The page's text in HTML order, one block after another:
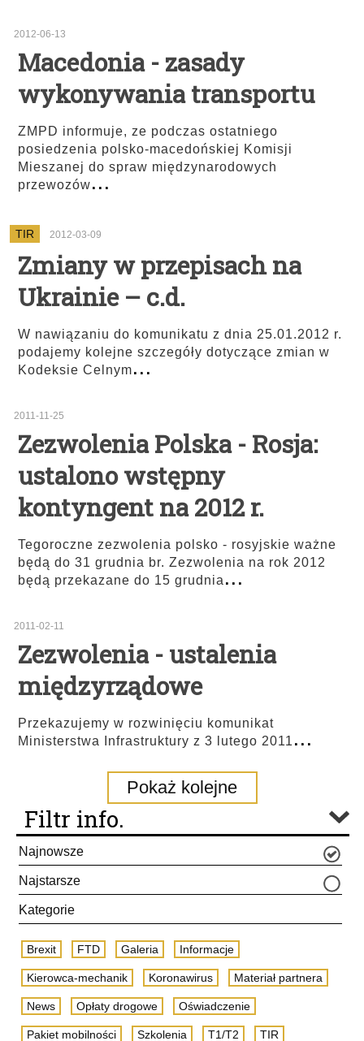
2012-06-13
Macedonia - zasady
wykonywania transportu
ZMPD informuje, ze podczas ostatniego
posiedzenia polsko-macedońskiej Komisji
Mieszanej do spraw międzynarodowych
przewozów...
TIR 2012-03-09
Zmiany w przepisach na
Ukrainie – c.d.
W nawiązaniu do komunikatu z dnia 25.01.2012 r.
podajemy kolejne szczegóły dotyczące zmian w
Kodeksie Celnym...
2011-11-25
Zezwolenia Polska - Rosja:
ustalono wstępny
kontyngent na 2012 r.
Tegoroczne zezwolenia polsko - rosyjskie ważne
będą do 31 grudnia br. Zezwolenia na rok 2012
będą przekazane do 15 grudnia...
2011-02-11
Zezwolenia - ustalenia
międzyrządowe
Przekazujemy w rozwinięciu komunikat
Ministerstwa Infrastruktury z 3 lutego 2011 ...
Pokaż kolejne
Filtr info.
Najnowsze
Najstarsze
Kategorie
Brexit FTD Galeria Informacje
Kierowca-mechanik Koronawirus Materiał partnera
News Opłaty drogowe Oświadczenie
Pakiet mobilności Szkolenia T1/T2 TIR